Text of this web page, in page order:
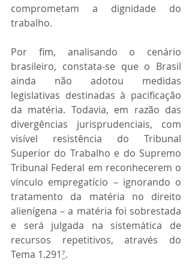
comprometam a dignidade do
trabalho.
Por fim, analisando o cenário
brasileiro, constata-se que o Brasil
ainda não adotou medidas
legislativas destinadas à pacificação
da matéria. Todavia, em razão das
divergências jurisprudenciais, com
visível resistência do Tribunal
Superior do Trabalho e do Supremo
Tribunal Federal em reconhecerem o
vínculo empregatício – ignorando o
tratamento da matéria no direito
alienígena – a matéria foi sobrestada
e será julgada na sistemática de
recursos repetitivos, através do
Tema 1.291⁷.